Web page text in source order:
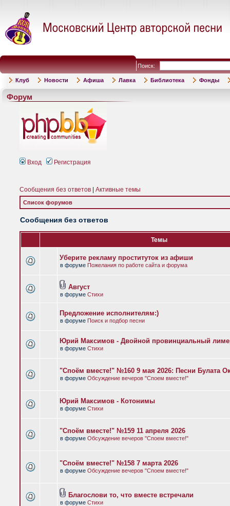
Поиск:
Клуб Новости Афиша Лавка Библиотека Фонды
Форум
Вход Регистрация
Сообщения без ответов Активные темы
Список форумов
Сообщения без ответов
Темы
Уберите рекламу проституток из афиши
в форуме Пожелания по работе сайта и форума
Август
в форуме Стихи
Предложение исполнителям:)
в форуме Поиск и подбор песни
Юрий Максимов - Двойной провинциальный
в форуме Стихи
"Споём вместе!" №160 9 мая 2026: Песни Булата
в форуме Обсуждение вечеров "Споем вместе!"
Юрий Максимов - Котонимы
в форуме Стихи
"Споём вместе!" №159 11 апреля 2026
в форуме Обсуждение вечеров "Споем вместе!"
"Споём вместе!" №158 7 марта 2026
в форуме Обсуждение вечеров "Споем вместе!"
Благослови то, что вместе встречали
в форуме Стихи